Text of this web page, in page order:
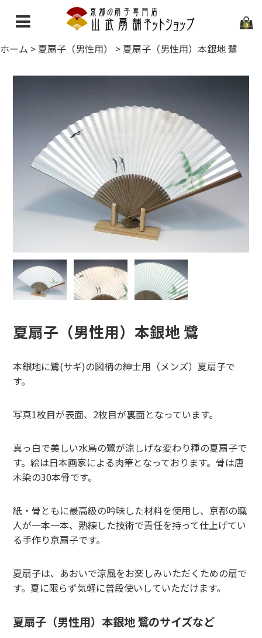
0
ホーム
当店について
お問い合わせ
ホーム > 夏扇子（男性用） > 夏扇子（男性用）本銀地 鷺
夏扇子（男性用）本銀地 鷺
本銀地に鷺(サギ)の図柄の紳士用（メンズ）夏扇子で
す。
写真1枚目が表面、2枚目が裏面となっています。
真っ白で美しい水鳥の鷺が涼しげな変わり種の夏扇子で
す。絵は日本画家による肉筆となっております。骨は唐
木染の30本骨です。
紙・骨ともに最高級の吟味した材料を使用し、京都の職
人が一本一本、熟練した技術で責任を持って仕上げてい
る手作り京扇子です。
夏扇子は、あおいで涼風をお楽しみいただくための扇で
す。夏に限らず気軽に普段使いしていただけます。
夏扇子（男性用）本銀地 鷺のサイズなど